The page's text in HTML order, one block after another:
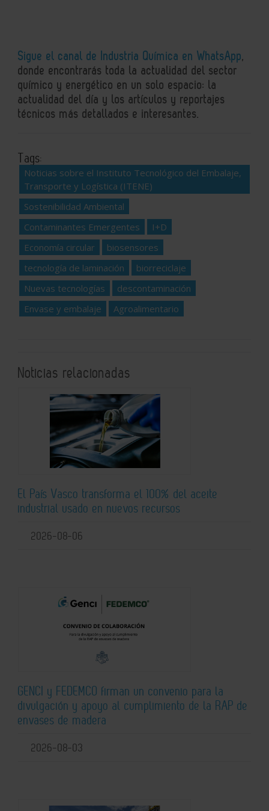
Sigue el canal de Industria Química en WhatsApp,
donde encontrarás toda la actualidad del sector
químico y energético en un solo espacio: la
actualidad del día y los artículos y reportajes
técnicos más detallados e interesantes.
Tags:
Noticias sobre el Instituto Tecnológico del Embalaje,
Transporte y Logística (ITENE)
Sostenibilidad Ambiental
Contaminantes Emergentes
I+D
Economía circular
biosensores
tecnología de laminación
biorreciclaje
Nuevas tecnologías
descontaminación
Envase y embalaje
Agroalimentario
Noticias relacionadas
El País Vasco transforma el 100% del aceite
industrial usado en nuevos recursos
2026-08-06
GENCI y FEDEMCO firman un convenio para la
divulgación y apoyo al cumplimiento de la RAP de
envases de madera
2026-08-03